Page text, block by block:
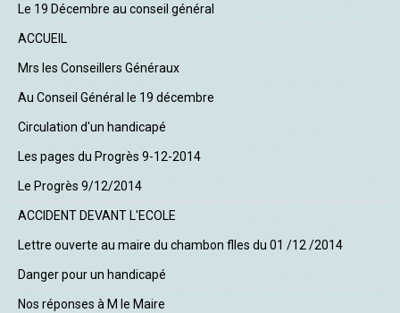
Le 19 Décembre au conseil général
ACCUEIL
Mrs les Conseillers Généraux
Au Conseil Général le 19 décembre
Circulation d'un handicapé
Les pages du Progrès 9-12-2014
Le Progrès 9/12/2014
ACCIDENT DEVANT L'ECOLE
Lettre ouverte au maire du chambon flles du 01 /12 /2014
Danger pour un handicapé
Nos réponses à M le Maire